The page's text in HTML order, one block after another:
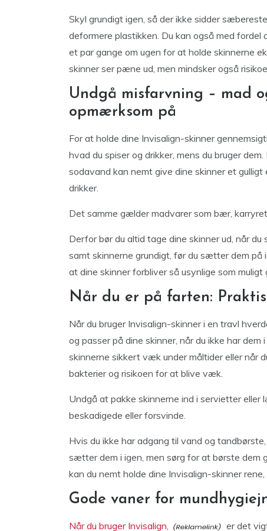
Skyl grundigt igen, så der ikke sidder
deformere plastikken. Du kan også med
et par gange om ugen for at holde skinnerne
skinner ser pæne ud, men mindsker også
Undgå misfarvning – mad
opmærksom på
For at holde dine Invisalign-skinner
hvad du spiser og drikker, mens du bruger
sodavand kan nemt give dine skinner et
drikker.
Det samme gælder madvarer som bær,
Derfor bør du altid tage dine skinner ud, når
samt skinnerne grundigt, før du sætter dem på
at dine skinner forbliver så usynlige som
Når du er på farten:
Når du bruger Invisalign-skinner i en travl
og passer på dine skinner, når du ikke har
skinnerne sikkert væk under måltider eller når
bakterier og risikoen for at blive væk.
Undgå at pakke skinnerne ind i servietter
beskadigede eller forsvinde.
Hvis du ikke har adgang til vand og
sætter dem i igen, men sørg for at børste dem
kan du nemt holde dine Invisalign-skinner
Gode vaner for
Når du bruger Invisalign,
er det